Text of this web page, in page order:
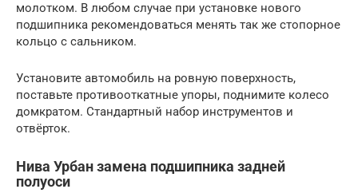
молотком. В любом случае при установке нового
подшипника рекомендоваться менять так же стопорное
кольцо с сальником.
Установите автомобиль на ровную поверхность,
поставьте противооткатные упоры, поднимите колесо
домкратом. Стандартный набор инструментов и
отвёрток.
Нива Урбан замена подшипника задней
полуоси